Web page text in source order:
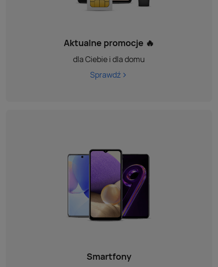
Aktualne promocje 🔥
dla Ciebie i dla domu
Sprawdź
Smartfony